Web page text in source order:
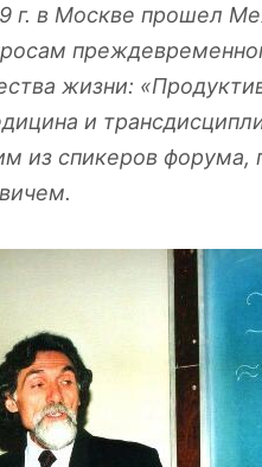
г. в Москве прошел
жизни:
и
из спикеров